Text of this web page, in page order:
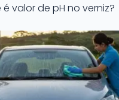
é valor de pH no verniz?